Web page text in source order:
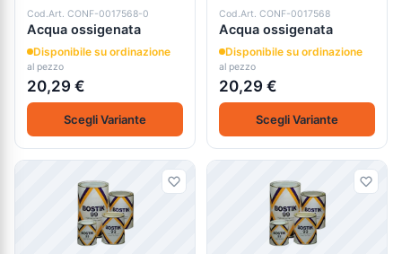
Cod.Art. CONF-0017568-0
Acqua ossigenata
Disponibile su ordinazione
al pezzo
20,29 €
Scegli Variante
Cod.Art. CONF-0017568
Acqua ossigenata
Disponibile su ordinazione
al pezzo
20,29 €
Scegli Variante